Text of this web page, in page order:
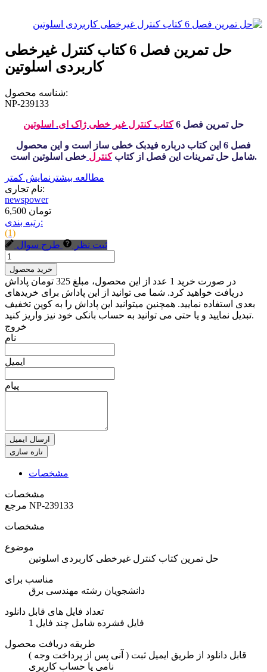
حل تمرین فصل 6 کتاب کنترل غیرخطی
کاربردی اسلوتین
شناسه محصول:
NP-239133
حل تمرین فصل 6 کتاب کنترل غیر خطی ژاک ای. اسلوتین
فصل 6 این کتاب درباره فیدبک خطی ساز است و این محصول
شامل حل تمرینات این فصل از کتابکنترل خطی اسلوتین است.
مطالعه بیشتر نمایش کمتر
نام تجاری:
newspower
6,500 تومان
رتبه بندی:
(1)
ثبت نظر
طرح سوال
خرید محصول
در صورت خرید 1 عدد از این محصول، مبلغ 325 تومان پاداش
دریافت خواهید کرد. شما می توانید از این پاداش برای خریدهای
بعدی استفاده نمایید. همچنین میتوانید این پاداش را به کوپن تخفیف
تبدیل نمایید و یا حتی می توانید به حساب بانکی خود نیز واریز کنید.
خروج
نام
ایمیل
پیام
ارسال ایمیل
مشخصات
مشخصات
NP-239133
مشخصات
موضوع
حل تمرین کتاب کنترل غیرخطی کاربردی اسلوتین
مناسب برای
دانشجویان رشته مهندسی برق
تعداد فایل های قابل دانلود
1 فایل فشرده شامل چند فایل
طریقه دریافت محصول
( آنی پس از پرداخت وجه ) قابل دانلود از طریق ایمیل ثبت
نامی یا حساب کاربری